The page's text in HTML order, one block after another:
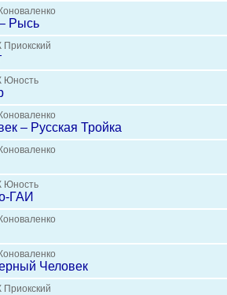
Рысь
Юность
– Русская Тройка
Юность
ГАИ
Человек